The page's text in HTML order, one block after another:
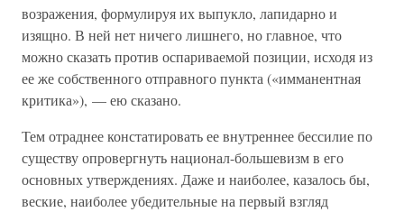
возражения, формулируя их выпукло, лапидарно и
изящно. В ней нет ничего лишнего, но главное, что
можно сказать против оспариваемой позиции, исходя из
ее же собственного отправного пункта («имманентная
критика»), — ею сказано.
Тем отраднее констатировать ее внутреннее бессилие по
существу опровергнуть национал-большевизм в его
основных утверждениях. Даже и наиболее, казалось бы,
веские, наиболее убедительные на первый взгляд